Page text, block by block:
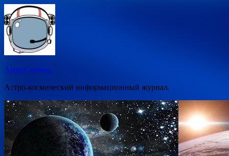
Перейти
к
содержимому
Astro-Cosmos.
Астро-космический информационный журнал.